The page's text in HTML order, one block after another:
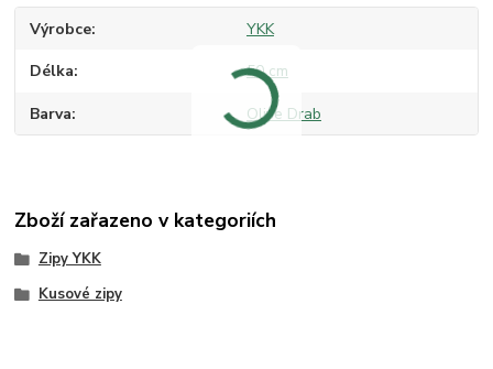
Výrobce YKK
Délka 50 cm
Barva Olive Drab
Zboží zařazeno v kategoriích
Zipy YKK
Kusové zipy